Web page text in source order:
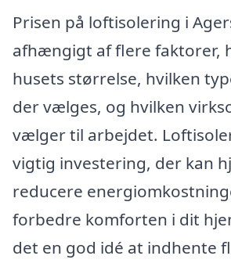
Prisen på loftisolering i
afhængigt af flere faktorer,
husets størrelse, hvilken
der vælges, og hvilken
vælger til arbejdet.
vigtig investering, der kan
reducere
forbedre komforten i dit
det en god idé at indhente